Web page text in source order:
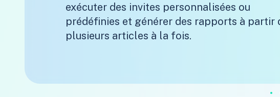
exécuter des invites personnalisées ou
prédéfinies et générer des rapports à partir
plusieurs articles à la fois.